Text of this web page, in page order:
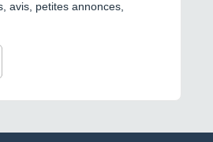
avis, petites annonces,